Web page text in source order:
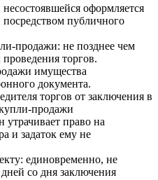
оформляется
публичного
продажи: не позднее чем
торгов.
имущества
документа.
торгов от заключения в
продажи
право на
и задаток ему не
единовременно, не
со дня заключения